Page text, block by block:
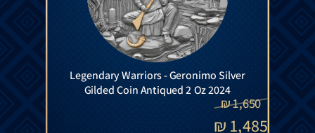
Legendary Warriors - Geronimo Silver
Gilded Coin Antiqued 2 Oz 2024
1,650
₪
1,485
₪